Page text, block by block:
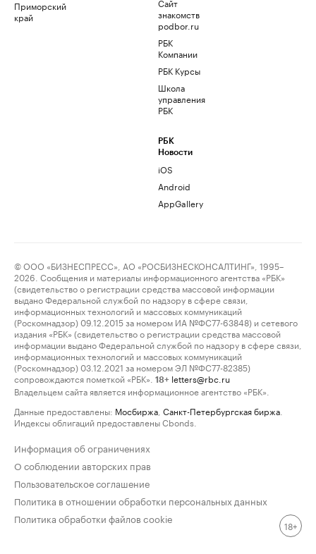
Приморский
край
знакомств
podbor.ru
РБК
Компании
РБК Курсы
Школа
управления
РБК
РБК
Новости
iOS
Android
AppGallery
© ООО «БИЗНЕСПРЕСС», АО «РОСБИЗНЕСКОНСАЛТИНГ», 1995–
2026. Сообщения и материалы информационного агентства «РБК»
(свидетельство о регистрации средства массовой информации
выдано Федеральной службой по надзору в сфере связи,
информационных технологий и массовых коммуникаций
(Роскомнадзор) 09.12.2015 за номером ИА №ФС77-63848) и сетевого
издания «РБК» (свидетельство о регистрации средства массовой
информации выдано Федеральной службой по надзору в сфере связи,
информационных технологий и массовых коммуникаций
(Роскомнадзор) 03.12.2021 за номером ЭЛ №ФС77-82385)
сопровождаются пометкой «РБК».
18+ letters@rbc.ru
Владельцем сайта является информационное агентство «РБК».
Данные предоставлены: Мосбиржа Санкт-Петербургская биржа
Индексы облигаций предоставлены Cbonds.
Информация об ограничениях
О соблюдении авторских прав
Пользовательское соглашение
Политика в отношении обработки персональных данных
Политика обработки файлов cookie
18+